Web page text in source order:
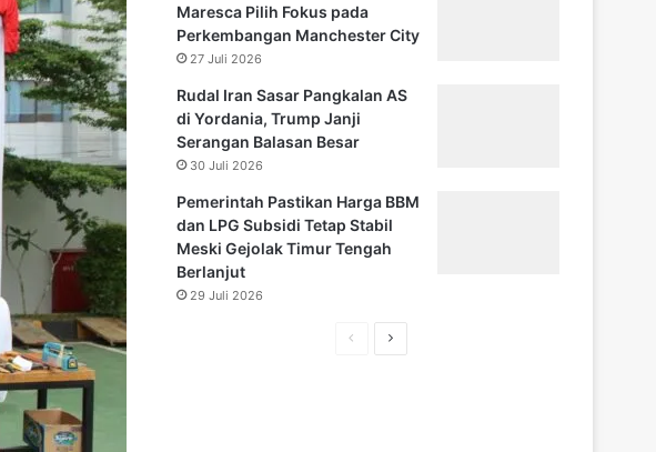
Maresca Pilih Fokus pada
Perkembangan Manchester City
27 Juli 2026
Rudal Iran Sasar Pangkalan AS
di Yordania, Trump Janji
Serangan Balasan Besar
30 Juli 2026
Pemerintah Pastikan Harga BBM
dan LPG Subsidi Tetap Stabil
Meski Gejolak Timur Tengah
Berlanjut
29 Juli 2026
HalamanHalaman